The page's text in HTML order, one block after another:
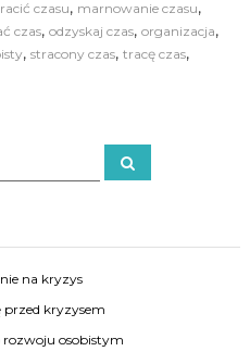
czasu, marnowanie czasu,
czas, odzyskaj czas, organizacja,
, stracony czas, tracę czas,
S
e
na kryzys
przed kryzysem
rozwoju osobistym